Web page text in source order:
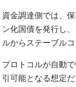
資金調達側では、
ン化国債を発行し
ルからステーブル
プロトコルが自動
引可能となる想定